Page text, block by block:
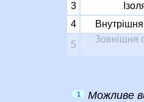
3
4
Внутрішня
5
Зовнішня
1 Можливе